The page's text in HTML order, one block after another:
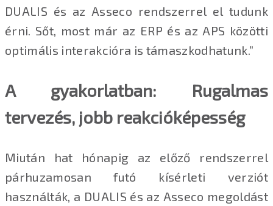
DUALIS és az Asseco rendszerrel el tudunk
érni. Sőt, most már az ERP és az APS közötti
optimális interakcióra is támaszkodhatunk.”
A gyakorlatban: Rugalmas
tervezés, jobb reakcióképesség
Miután hat hónapig az előző rendszerrel
párhuzamosan futó kísérleti verziót
használták, a DUALIS és az Asseco megoldást